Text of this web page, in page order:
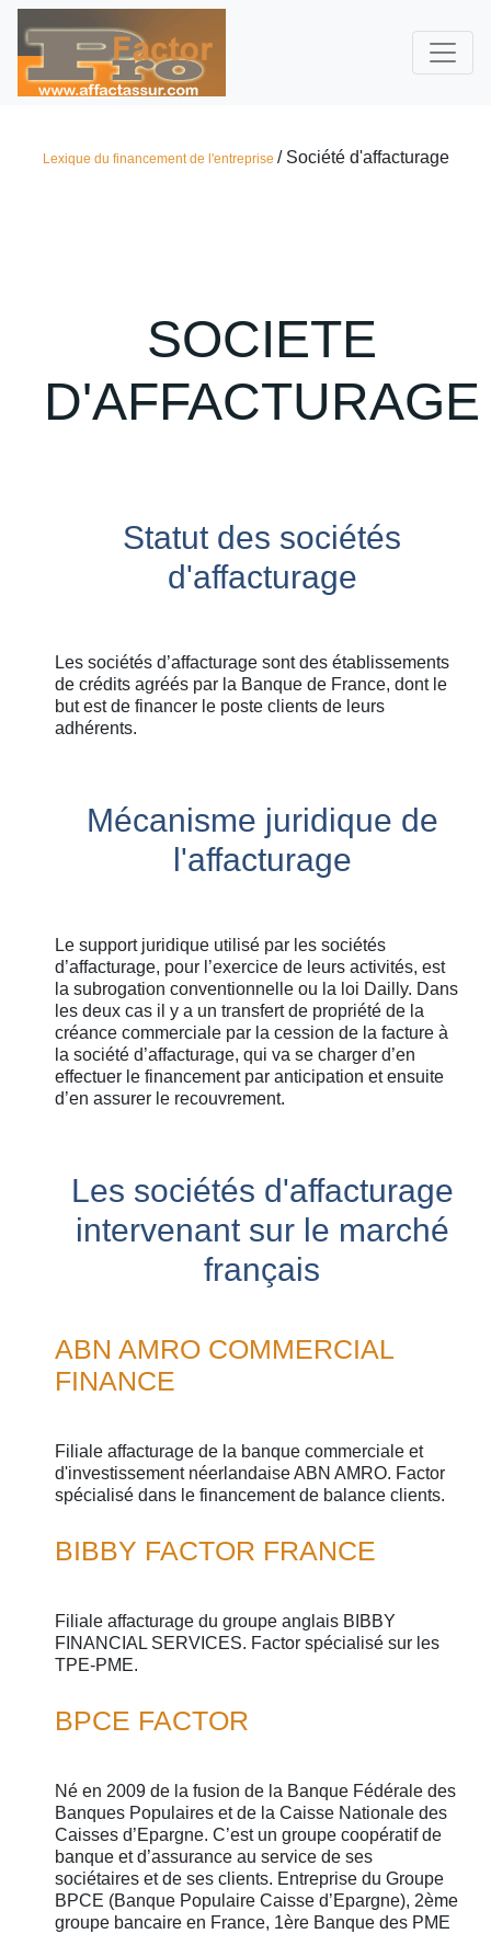
Lexique du financement de l'entreprise / Société d'affacturage
SOCIETE
D'AFFACTURAGE
Statut des sociétés
d'affacturage
Les sociétés d’affacturage sont des établissements
de crédits agréés par la Banque de France, dont le
but est de financer le poste clients de leurs
adhérents.
Mécanisme juridique de
l'affacturage
Le support juridique utilisé par les sociétés
d’affacturage, pour l’exercice de leurs activités, est
la subrogation conventionnelle ou la loi Dailly. Dans
les deux cas il y a un transfert de propriété de la
créance commerciale par la cession de la facture à
la société d’affacturage, qui va se charger d’en
effectuer le financement par anticipation et ensuite
d’en assurer le recouvrement.
Les sociétés d'affacturage
intervenant sur le marché
français
ABN AMRO COMMERCIAL
FINANCE
Filiale affacturage de la banque commerciale et
d'investissement néerlandaise ABN AMRO. Factor
spécialisé dans le financement de balance clients.
BIBBY FACTOR FRANCE
Filiale affacturage du groupe anglais BIBBY
FINANCIAL SERVICES. Factor spécialisé sur les
TPE-PME.
BPCE FACTOR
Né en 2009 de la fusion de la Banque Fédérale des
Banques Populaires et de la Caisse Nationale des
Caisses d’Epargne. C’est un groupe coopératif de
banque et d’assurance au service de ses
sociétaires et de ses clients. Entreprise du Groupe
BPCE (Banque Populaire Caisse d’Epargne), 2ème
groupe bancaire en France, 1ère Banque des PME